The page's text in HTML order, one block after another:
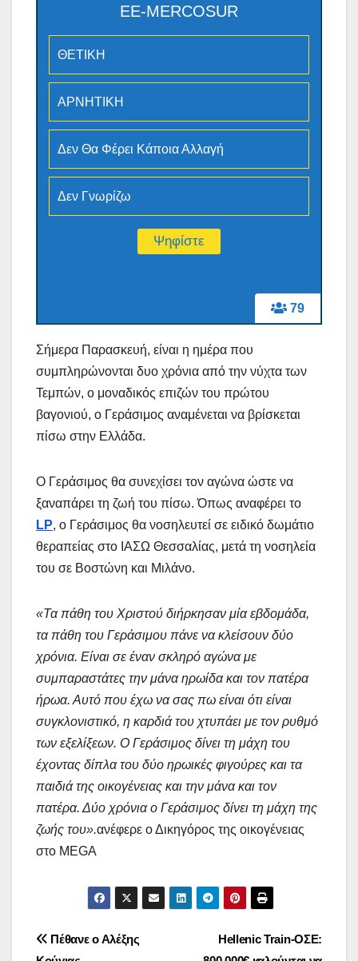
79
ΕΕ-MERCOSUR
ΘΕΤΙΚΗ
ΑΡΝΗΤΙΚΗ
Δεν Θα Φέρει Κάποια Αλλαγή
Δεν Γνωρίζω
Σήμερα Παρασκευή, είναι η ημέρα που
συμπληρώνονται δυο χρόνια από την νύχτα των
Τεμπών, ο μοναδικός επιζών του πρώτου
βαγονιού, ο Γεράσιμος αναμένεται να βρίσκεται
πίσω στην Ελλάδα.
Ο Γεράσιμος θα συνεχίσει τον αγώνα ώστε να
ξαναπάρει τη ζωή του πίσω. Όπως αναφέρει το
LP, ο Γεράσιμος θα νοσηλευτεί σε ειδικό δωμάτιο
θεραπείας στο ΙΑΣΩ Θεσσαλίας, μετά τη νοσηλεία
του σε Βοστώνη και Μιλάνο.
«Τα πάθη του Χριστού διήρκησαν μία εβδομάδα,
τα πάθη του Γεράσιμου πάνε να κλείσουν δύο
χρόνια. Είναι σε έναν σκληρό αγώνα με
συμπαραστάτες την μάνα ηρωίδα και τον πατέρα
ήρωα. Αυτό που έχω να σας πω είναι ότι είναι
συγκλονιστικό, η καρδιά του χτυπάει με τον ρυθμό
των εξελίξεων. Ο Γεράσιμος δίνει τη μάχη του
έχοντας δίπλα του δύο ηρωικές φιγούρες και τα
παιδιά της οικογένειας και την μάνα και τον
πατέρα. Δύο χρόνια ο Γεράσιμος δίνει τη μάχη της
ζωής του».ανέφερε ο Δικηγόρος της οικογένειας
στο MEGA
Πλοήγηση
Hellenic Train-ΟΣΕ:
Πέθανε ο Αλέξης